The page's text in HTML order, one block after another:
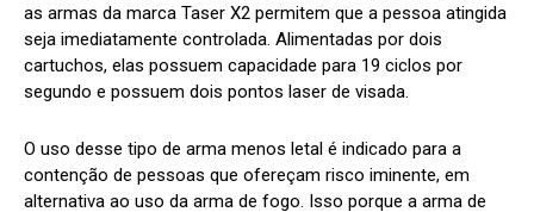
as armas da marca Taser X2 permitem que a pessoa atingida
seja imediatamente controlada. Alimentadas por dois
cartuchos, elas possuem capacidade para 19 ciclos por
segundo e possuem dois pontos laser de visada.
O uso desse tipo de arma menos letal é indicado para a
contenção de pessoas que ofereçam risco iminente, em
alternativa ao uso da arma de fogo. Isso porque a arma de